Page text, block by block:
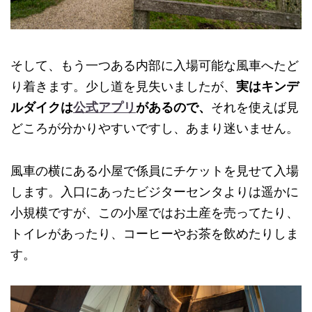
そして、もう一つある内部に入場可能な風車へたど
り着きます。少し道を見失いましたが、 実はキンデ
ルダイクは公式アプリ があるので、 それを使えば見
どころが分かりやすいですし、あまり迷いません。
風車の横にある小屋で係員にチケットを見せて入場
します。入口にあったビジターセンタよりは遥かに
小規模ですが、この小屋ではお土産を売ってたり、
トイレがあったり、コーヒーやお茶を飲めたりしま
す。